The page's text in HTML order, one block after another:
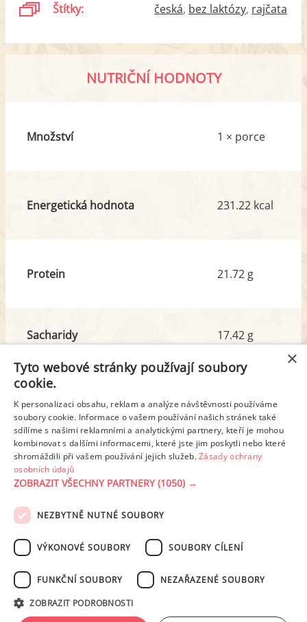
Štítky: česká bez laktózy rajčata
NUTRIČNÍ HODNOTY
Množství 1 × porce
Energetická hodnota 231.22 kcal
Protein 21.72 g
Sacharidy
17.42 g
Tuk
z toho nas. mastné kyseliny
6.71 g
4.37 g
Detailní rozpis
PODMÍNKY UŽITÍ ZÁSADY OCHRANY OSOBNÍCH ÚDAJŮ
NASTAVENÍ COOKIES
tohoto serveru je bez písemného souhlasu provozovatele zakázáno.
×
Tyto webové stránky používají soubory
cookie.
K personalizaci obsahu, reklam a analýze návštěvnosti používáme
soubory cookie. Informace o vašem používání našich stránek také
sdílíme s našimi reklamními a analytickými partnery, kteří je mohou
kombinovat s dalšími informacemi, které jste jim poskytli nebo které
shromáždili při vašem používání jejich služeb.Zásady ochrany
osobních údajů
ZOBRAZIT VŠECHNY PARTNERY(1050) →
NEZBYTNĚ NUTNÉ SOUBORY
VÝKONOVÉ SOUBORY SOUBORY CÍLENÍ
FUNKČNÍ SOUBORY NEZAŘAZENÉ SOUBORY
ZOBRAZIT PODROBNOSTI